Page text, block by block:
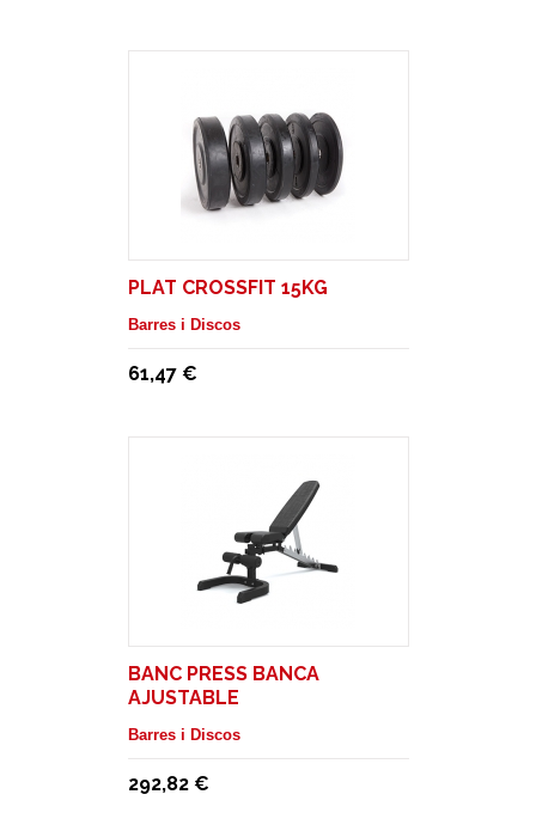
PLAT CROSSFIT 15KG
Barres i Discos
61,47 €
BANC PRESS BANCA
AJUSTABLE
Barres i Discos
292,82 €